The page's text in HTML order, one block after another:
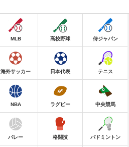
MLB 高校野球 侍ジャパン
海外サッカー 日本代表 テニス
NBA ラグビー 中央競馬
バレー 格闘技 バドミントン